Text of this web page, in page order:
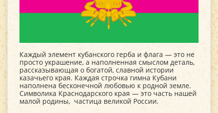
Каждый элемент кубанского герба и флага — это не
просто украшение, а наполненная смыслом деталь,
рассказывающая о богатой, славной истории
казачьего края. Каждая строчка гимна Кубани
наполнена бесконечной любовью к родной земле.
Символика Краснодарского края — это часть нашей
малой родины, частица великой России.